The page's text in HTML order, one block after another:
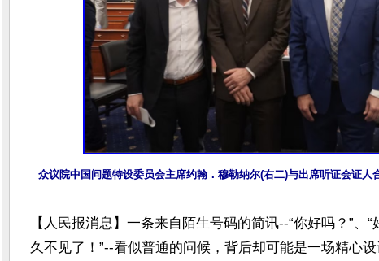
众议院中国问题特设委员会主席约翰．穆勒纳尔(右二)与出席听证会证人
【人民报消息】一条来自陌生号码的简讯--“你好吗？”、“
久不见了！”--看似普通的问候，背后却可能是一场精心